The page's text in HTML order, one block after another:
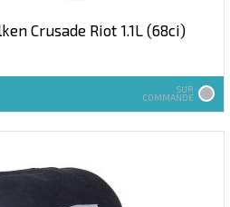
Crusade Riot 1.1L (68ci)
SUR
COMMANDE